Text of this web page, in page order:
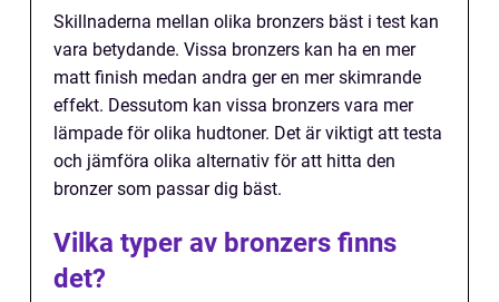
Skillnaderna mellan olika bronzers bäst i test kan
vara betydande. Vissa bronzers kan ha en mer
matt finish medan andra ger en mer skimrande
effekt. Dessutom kan vissa bronzers vara mer
lämpade för olika hudtoner. Det är viktigt att testa
och jämföra olika alternativ för att hitta den
bronzer som passar dig bäst.
Vilka typer av bronzers finns
det?